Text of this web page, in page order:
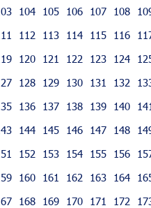
104 105 106 107 108
112 113 114 115 116
120 121 122 123 124
128 129 130 131 132
136 137 138 139 140 141
144 145 146 147 148
152 153 154 155 156
160 161 162 163 164
168 169 170 171 172